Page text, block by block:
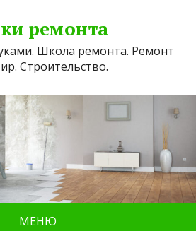
ремонта
Школа ремонта. Ремонт
Строительство.
МЕНЮ